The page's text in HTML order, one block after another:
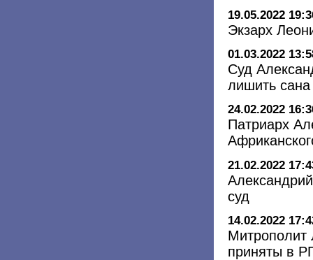
19.05.2022
Экзарх
01.03.2022
Суд
лишить сана
24.02.2022
Патриарх
21.02.2022
суд
14.02.2022
Митрополит
приняты в